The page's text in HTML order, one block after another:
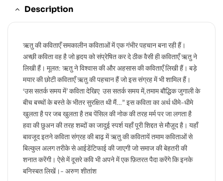
Description
ऋतु की कविताएँ समकालीन कविताओं में एक गंभीर पहचान बना रही हैं।
अच्छी कविता वह है जो हृदय को संप्रेषित कर दे ठीक वैसी ही कविताएँ ऋतु ने
लिखी हैं। मूलत: ऋतु ने विश्‍वास की और अहसास की कविताएँ लिखी हैं। बड़े
मयार की छोटी कविताएँ ऋतु की पहचान हैं जो इस संग्रह में भी शामिल हैं।
‘उस सतर्क समय में’ कविता देखिए उस सतर्क समय में,तमाम बौद्धिक जुगाली के
बीच बच्चों के बस्ते के भीतर सुरक्षित थी मैं…” इस कविता का अर्थ धीमे-धीमे
खुलता है पर जब खुलता है तब पेंसिल की नोक की तरह मर्म पर जा लगता है
हवा की छुअन की तरह शब्दों का जादुई स्पर्श यहाँ पूरी शिद्दत से मौज़ूद है। यहाँ
बावजूद इतने कविता संग्रह की बाढ़ में ऋतु की कवितायें तमाम कविताओं से
बिल्कुल अलग तरीके से आईडेंटिफाई की जाएगी जो समाज की बेहतरी की
शनात करेंगी। ऐसे में दूसरे कवि भी अपने में एक फ़ितरत पैदा करेंगे कि इनके
बनिस्बत लिखें।- अरुण शीतांश